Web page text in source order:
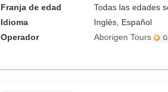
Franja de edad
Todas las edades
Idioma
Inglés, Español
Operador
Aborigen Tours